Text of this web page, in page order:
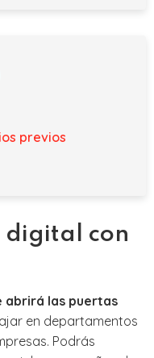
previos
digital con
abrirá las puertas
en departamentos
Podrás